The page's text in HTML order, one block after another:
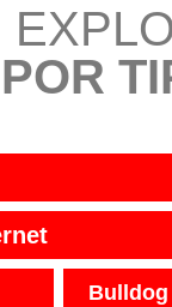
POR